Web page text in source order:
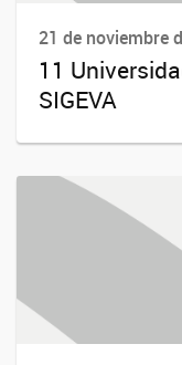
21 de noviembre
11
SIGEVA